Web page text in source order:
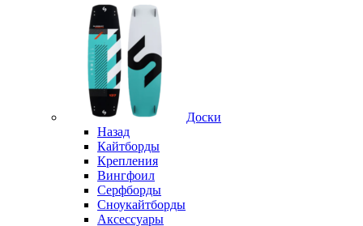
Доски
Назад
Кайтборды
Крепления
Вингфоил
Серфборды
Сноукайтборды
Аксессуары